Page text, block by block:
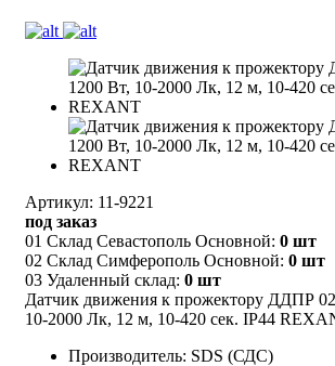
Артикул: 11-9221
под заказ
01 Склад Севастополь Основной: 0 шт
02 Склад Симферополь Основной: 0 шт
03 Удаленный склад: 0 шт
Датчик движения к прожектору ДДПР
10-2000 Лк, 12 м, 10-420 сек. IP44
Производитель: SDS (СДС)